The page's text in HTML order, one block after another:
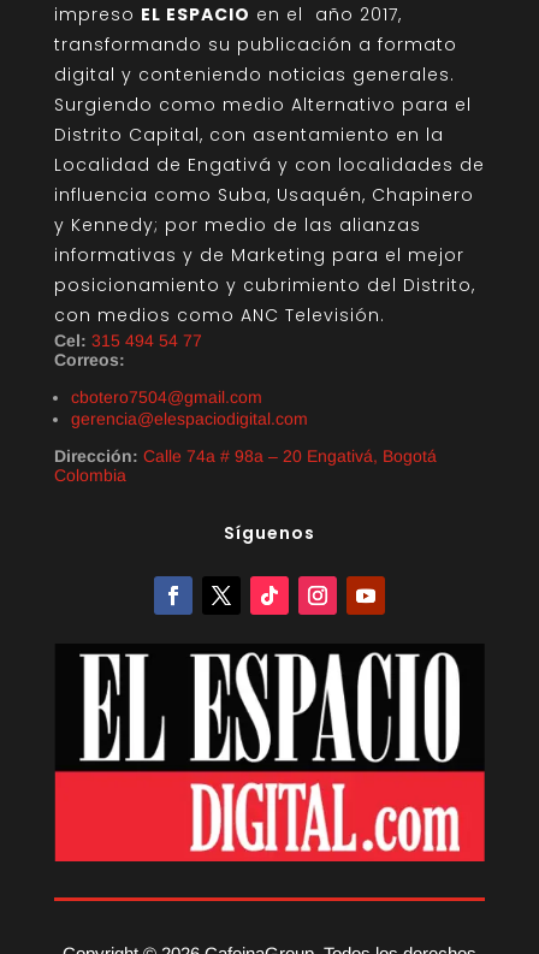
impreso EL ESPACIO en el año 2017,
transformando su publicación a formato
digital y conteniendo noticias generales.
Surgiendo como medio Alternativo para el
Distrito Capital, con asentamiento en la
Localidad de Engativá y con localidades de
influencia como Suba, Usaquén, Chapinero
y Kennedy; por medio de las alianzas
informativas y de Marketing para el mejor
posicionamiento y cubrimiento del Distrito,
con medios como ANC Televisión.
Cel: 315 494 54 77
Correos:
cbotero7504@gmail.com
gerencia@elespaciodigital.com
Dirección: Calle 74a # 98a – 20 Engativá, Bogotá
Colombia
Síguenos